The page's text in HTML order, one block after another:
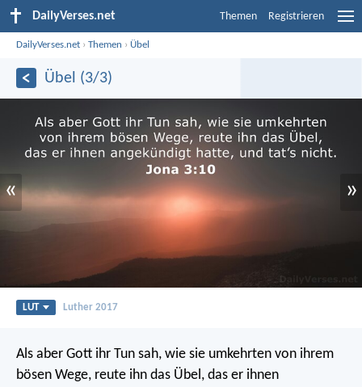
DailyVerses.net Themen Registrieren
DailyVerses.net ›Themen › Übel
Übel (3/3)
« »
LUT Luther 2017
Als aber Gott ihr Tun sah, wie sie umkehrten von ihrem
bösen Wege, reute ihn das Übel, das er ihnen